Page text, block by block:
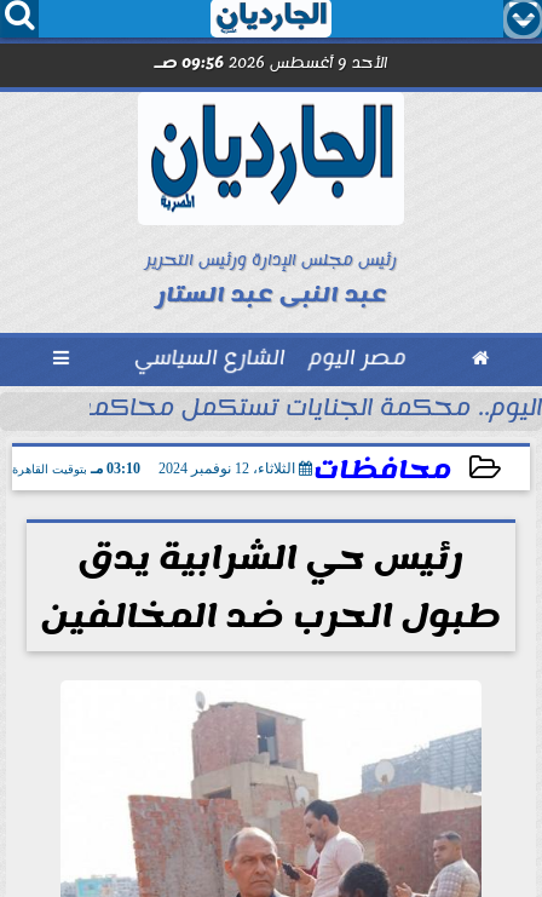
  
الأحد 9 أغسطس 2026 09:56 صـ
رئيس مجلس الإدارة ورئيس التحرير
عبد النبى عبد الستار
 مصر اليوم الشارع السياسي 
اليوم.. محكمة الجنايات تستكمل محاكمة
محافظات الثلاثاء، 12 نوفمبر 2024 03:10 مـ بتوقيت القاهرة
2024-11-12 15:10:06
رئيس حي الشرابية يدق
طبول الحرب ضد المخالفين